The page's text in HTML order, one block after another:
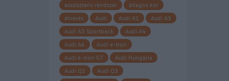
asszisztens rendszer
átlagos kor
átverés
Audi Audi A1
Audi A3
Audi A3 Sportback
Audi A4
Audi A6
Audi e-tron
Audi e-tron GT
Audi Hungaria
Audi Q2
Audi Q3